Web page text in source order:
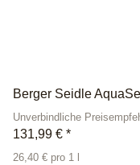
Berger Seidle
Unverbindliche
131,99 € *
26,40 € pro 1 l